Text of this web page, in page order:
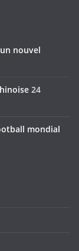
nouvel
24
mondial